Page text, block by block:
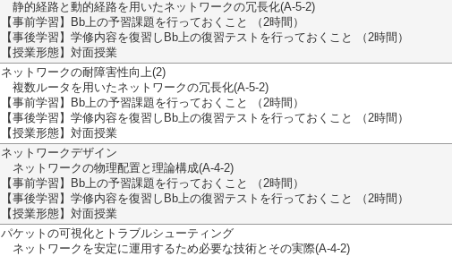
静的経路と動的経路を用いたネットワークの冗長化(A-5-2)
【事前学習】Bb上の予習課題を行っておくこと （2時間）
【事後学習】学修内容を復習しBb上の復習テストを行っておくこと （2時間）
【授業形態】対面授業
ネットワークの耐障害性向上(2)
複数ルータを用いたネットワークの冗長化(A-5-2)
【事前学習】Bb上の予習課題を行っておくこと （2時間）
【事後学習】学修内容を復習しBb上の復習テストを行っておくこと （2時間）
【授業形態】対面授業
ネットワークデザイン
ネットワークの物理配置と理論構成(A-4-2)
【事前学習】Bb上の予習課題を行っておくこと （2時間）
【事後学習】学修内容を復習しBb上の復習テストを行っておくこと （2時間）
【授業形態】対面授業
パケットの可視化とトラブルシューティング
ネットワークを安定に運用するため必要な技術とその実際(A-4-2)